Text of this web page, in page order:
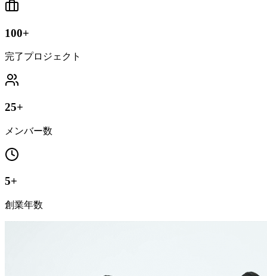
100+
完了プロジェクト
25+
メンバー数
5+
創業年数